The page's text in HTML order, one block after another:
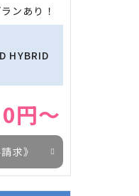
ンあり！
HYBRID
円～
求》